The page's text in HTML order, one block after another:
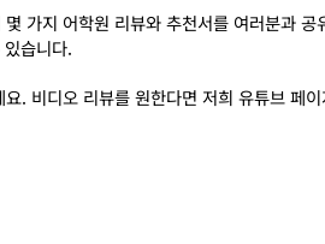
가지 어학원 리뷰와 추천서를 여러분과
습니다.
. 비디오 리뷰를 원한다면 저희 유튜브 페